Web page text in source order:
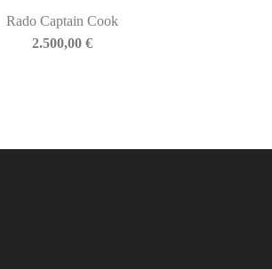
Rado Captain Cook
2.500,00€